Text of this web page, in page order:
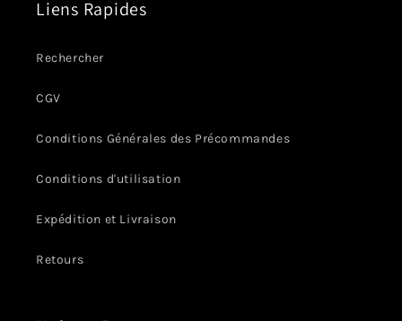
Liens Rapides
Rechercher
CGV
Conditions Générales des Précommandes
Conditions d'utilisation
Expédition et Livraison
Retours